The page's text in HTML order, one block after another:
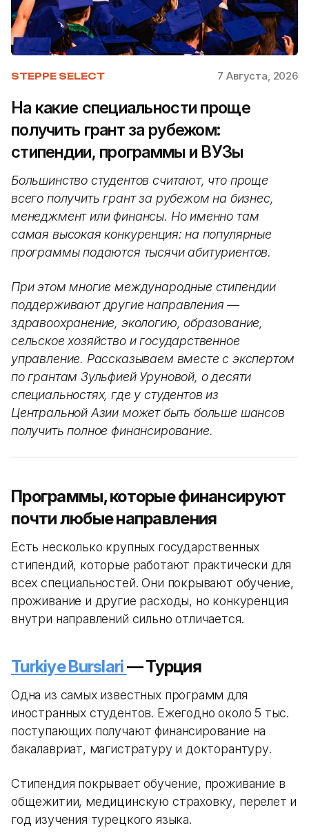
STEPPE SELECT 7 Августа, 2026
На какие специальности проще
получить грант за рубежом:
стипендии, программы и ВУЗы
Большинство студентов считают, что проще
всего получить грант за рубежом на бизнес,
менеджмент или финансы. Но именно там
самая высокая конкуренция: на популярные
программы подаются тысячи абитуриентов.
При этом многие международные стипендии
поддерживают другие направления —
здравоохранение, экологию, образование,
сельское хозяйство и государственное
управление. Рассказываем вместе с экспертом
по грантам Зульфией Уруновой, о десяти
специальностях, где у студентов из
Центральной Азии может быть больше шансов
получить полное финансирование.
Программы, которые финансируют
почти любые направления
Есть несколько крупных государственных
стипендий, которые работают практически для
всех специальностей. Они покрывают обучение,
проживание и другие расходы, но конкуренция
внутри направлений сильно отличается.
Turkiye Burslari— Турция
Одна из самых известных программ для
иностранных студентов. Ежегодно около 5 тыс.
поступающих получают финансирование на
бакалавриат, магистратуру и докторантуру.
Стипендия покрывает обучение, проживание в
общежитии, медицинскую страховку, перелет и
год изучения турецкого языка.